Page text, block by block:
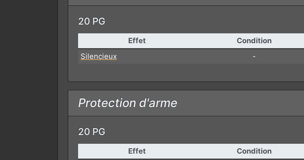
20 PG
Effet
Condition
Silencieux
-
Protection d'arme
20 PG
Effet Condition